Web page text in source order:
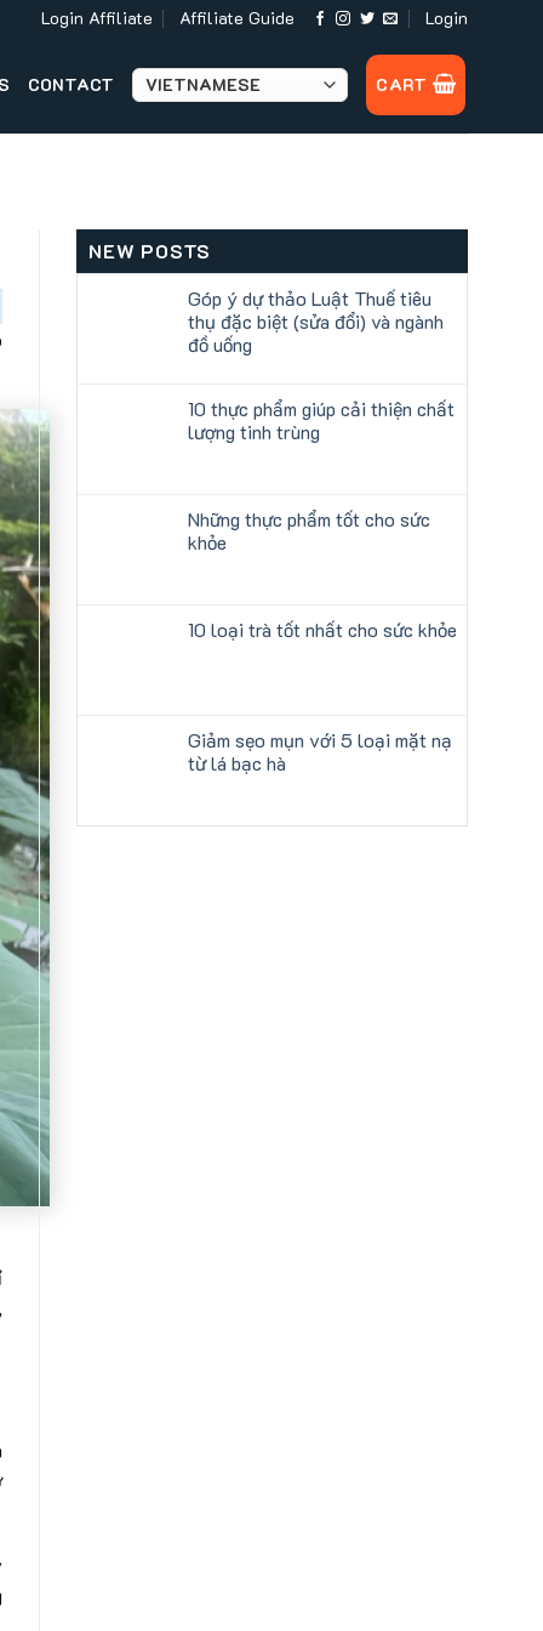
Login Affiliate Affiliate Guide Login
CONTACT CART
NEW POSTS
Góp ý dự thảo Luật Thuế tiêu
thụ đặc biệt (sửa đổi) và ngành
đồ uống
10 thực phẩm giúp cải thiện chất
lượng tinh trùng
Những thực phẩm tốt cho sức
khỏe
10 loại trà tốt nhất cho sức khỏe
Giảm sẹo mụn với 5 loại mặt nạ
từ lá bạc hà